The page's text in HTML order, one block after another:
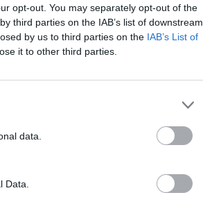
opt-out. You may separately opt-out of the
third parties on the IAB’s list of downstream
by us to third parties on the IAB’s List of
it to other third parties.
data.
Data.